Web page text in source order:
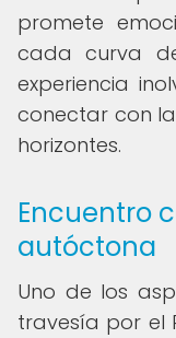
promete
cada curva
experiencia
conectar con
horizontes.
Encuentro
autóctona
Uno de los
travesía por el